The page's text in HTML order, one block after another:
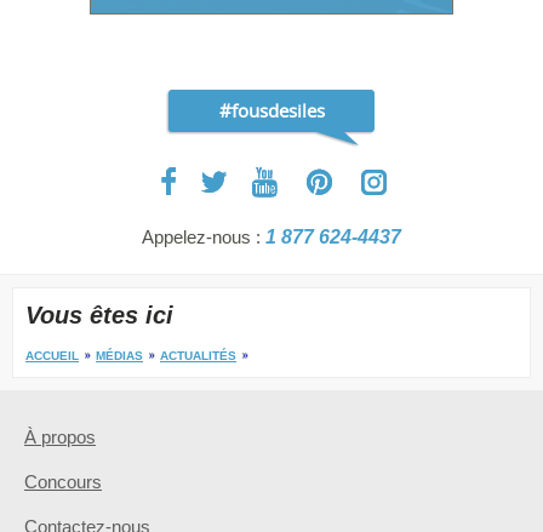
#fousdesiles
Appelez-nous : 1 877 624-4437
Vous êtes ici
ACCUEIL MÉDIAS ACTUALITÉS
À propos
Concours
Contactez-nous